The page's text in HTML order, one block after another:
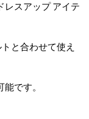
レスアップ アイテ
と合わせて使え
です。